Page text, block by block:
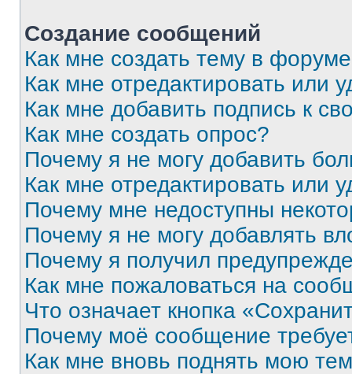
Создание сообщений
Как мне создать тему в
Как мне отредактировать или
Как мне добавить подпись к
Как мне создать опрос?
Почему я не могу добавить
Как мне отредактировать или
Почему мне недоступны
Почему я не могу добавлять
Почему я получил
Как мне пожаловаться на
Что означает кнопка
Почему моё сообщение
Как мне вновь поднять мою